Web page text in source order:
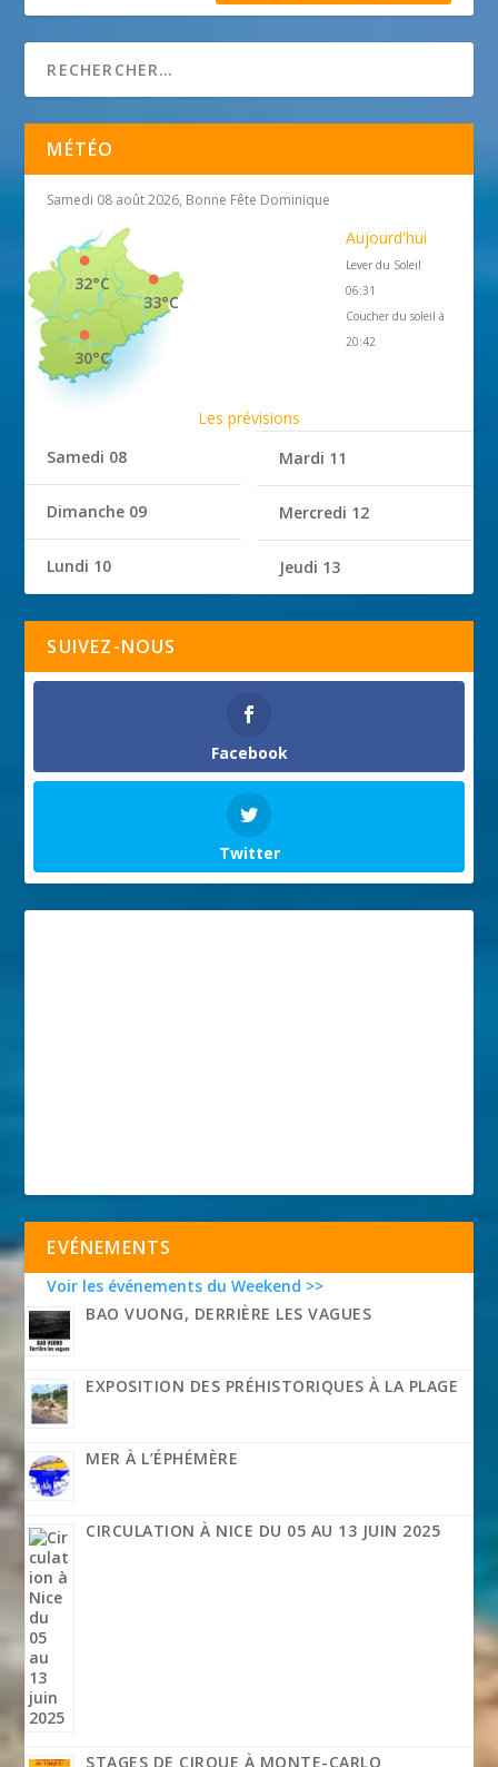
MÉTÉO
Samedi 08 août 2026, Bonne Fête Dominique
33°C
32°C
30°C
Aujourd'hui
Lever du Soleil
06:31
Coucher du soleil à
20:42
Les prévisions
Samedi 08
Dimanche 09
Lundi 10
Mardi 11
Mercredi 12
Jeudi 13
SUIVEZ-NOUS
Facebook
Twitter
EVÉNEMENTS
Voir les événements du Weekend >>
BAO VUONG, DERRIÈRE LES VAGUES
EXPOSITION DES PRÉHISTORIQUES À LA PLAGE
MER À L’ÉPHÉMÈRE
CIRCULATION À NICE DU 05 AU 13 JUIN 2025
STAGES DE CIRQUE À MONTE-CARLO